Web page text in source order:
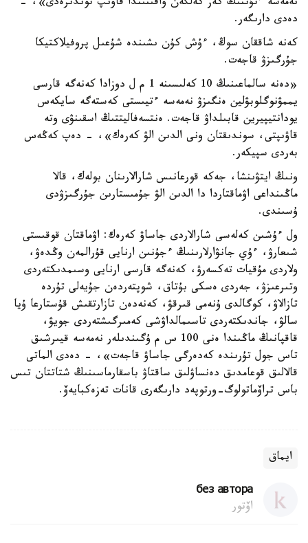
دەدى دارىگەر.
كەنە شاققان سوڭ، ءۇش كۇن ىشىندە شۇعىل پروفيلاكتيكا
جۇرگىزۋ قاجەت.
«دەنە سالماعىنىڭ 10 كەلىسىنە 1 م ل دوزادا كەنەگە قارسى
يممۋنوگلوبۋلين ەنگىزۋ نەمەسە ءتيىستى كەستەگە سايكەس
يودانتيپيرين قابىلداۋ قاجەت. ەنتسەفاليتتىڭ اسقىنۋى وتە
قاۋىپتى، سوندىقتان ونى الدىن الۋ كەرەك»، - دەپ كەڭەس
بەردى سپيكەر.
ونىڭ ايتۋىنشا، جەكە قورعانىس شارالارىنان بولەك، قالا
ماڭىنداعى اۋماقتاردا دا الدىن الۋ جۇمىستارىن جۇرگىزۋدى
ۇسىندى.
ول ءۇشىن كەلەسى شارالاردى جاساۋ كەرەك: اۋماقتان قوقىستى
شىعارۋ، ءۇي جانۋارلارىنىڭ ءجۇنىن ارنايى قۇرالمەن وڭدەۋ،
ولاردى مۇقيات تەكسەرۋ، كەنەگە قارسى ارنايى وسىمدىكتەردى
وتىرعىزۋ، جەردى ەسكى بۇتاق، شوپتەردەن جۇيەلى تۇردە
تازالاۋ، كوگالدى ۇنەمى قىرقۋ، كەنەدەن تازارتقىش قۇستارعا ۇيا
سالۋ، جاندىكتەردى تاسىمالداۋشى كەمىرگىشتەردى جويۋ،
قاقپانىڭ ماڭىندا ەنى 100 س م ۇگىندىلەر نەمەسە قيىرشىق
تاس جول تۇرىندە كەدەرگى جاساۋ قاجەت»، - دەدى الماتى
قالالىق قوعامدىق دەنساۋلىق ساقتاۋ باسقارماسىنىڭ شتاتتان تىس
باس تراۆماتولوگ-ورتوپەد دارىگەرى قانات تەزەكبايەۆ.
ايماق
без автора
اۆتور